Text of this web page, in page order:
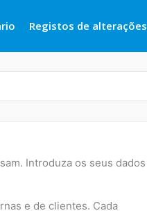
Registos de alterações
Introduza os seus dados
e de clientes. Cada